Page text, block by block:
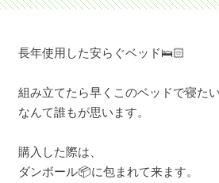
長年使用した安らぐベッド🛌🏻
組み立てたら早くこのベッドで寝た
なんて誰もが思います。
購入した際は、
ダンボール📦に包まれて来ます。